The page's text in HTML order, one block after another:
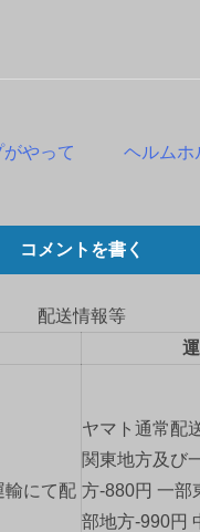
やって
ヘルムホ
コメントを書く
配送情報等
輸にて配
ヤマト通常配
関東地方及び
方-880円 一部
部地方-990円